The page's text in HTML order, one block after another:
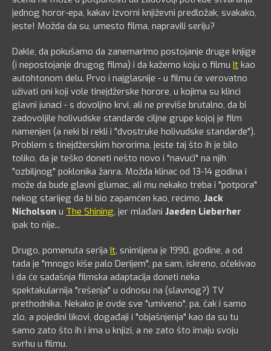
jednog horor-epa, kakav izvorni književni predložak, svakako,
jeste! Možda da su, umesto filma, napravili seriju?
Dakle, da pokušamo da zanemarimo postojanje druge knjige
(i nepostojanje drugog filma) i da kažemo koju o filmu It kao
autohtonom delu. Prvo i najglasnije - u filmu će verovatno
uživati oni koji vole tinejdžerske horore, u kojima su klinci
glavni junaci - s dovoljno krvi, ali ne previše brutalno, da bi
zadovoljile holivudske standarde ciljne grupe kojoj je film
namenjen (a neki bi rekli i "dvostruke holivudske standarde").
Problem s tinejdžerskim hororima, jeste taj što ih je bilo
toliko, da je teško doneti nešto novo i "navući" na njih
"ozbiljnog" poklonika žanra. Možda klinac od 13-14 godina i
može da bude glavni glumac, ali mu nekako treba i "potpora"
nekog starijeg da bi bio zapamćen kao, recimo, Jack
Nicholson u The Shining, jer mlađani Jaeden Lieberher
ipak to nije...
Drugo, pomenuta serija It, snimljena je 1990. godine, a od
tada je "mnogo kiše palo Derijem", pa sam, iskreno, očekivao
i da će sadašnja filmska adaptacija doneti neka
spektakularnija "rešenja" u odnosu na (slavnog?) TV
prethodnika. Nekako je ovde sve "umiveno", pa, čak i samo
zlo, a pojedini likovi, događaji i "objašnjenja" kao da su tu
samo zato što ih i ima u knjizi, a ne zato što imaju svoju
svrhu u filmu.